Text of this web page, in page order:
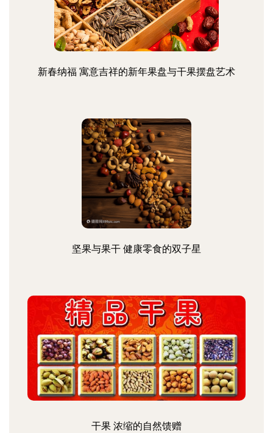
新春纳福 寓意吉祥的新年果盘与干果摆盘艺术
坚果与果干 健康零食的双子星
干果 浓缩的自然馈赠